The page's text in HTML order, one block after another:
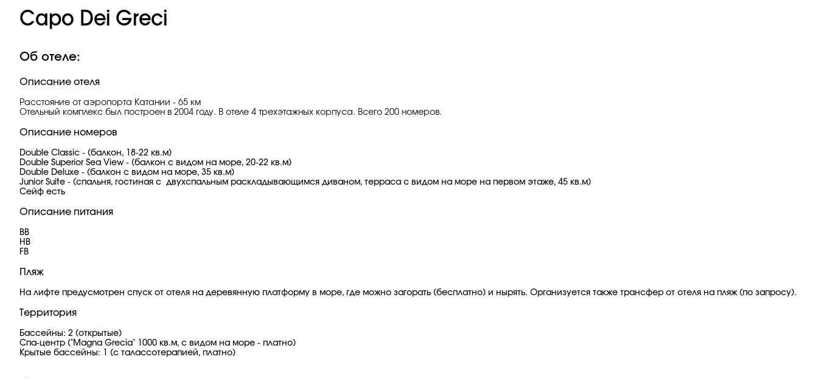
Capo Dei Greci
Об отеле:
Описание отеля
Расстояние от аэропорта Катании - 65 км
Отельный комплекс был построен в 2004 году. В отеле 4 трехэтажных корпуса. Всего 200 номеров.
Описание номеров
Double Classic - (балкон, 18-22 кв.м)
Double Superior Sea View - (балкон с видом на море, 20-22 кв.м)
Double Deluxe - (балкон с видом на море, 35 кв.м)
Junior Suite - (спальня, гостиная с двухспальным раскладывающимся диваном, терраса с видом на море на первом этаже, 45 кв.м)
Сейф есть
Описание питания
BB
HB
FB
Пляж
На лифте предусмотрен спуск от отеля на деревянную платформу в море, где можно загорать (бесплатно) и нырять. Организуется также трансфер от отеля на пляж (по запросу).
Территория
Бассейны: 2 (открытые)
Спа-центр ("Magna Grecia" 1000 кв.м, с видом на море - платно)
Крытые бассейны: 1 (с талассотерапией, платно)